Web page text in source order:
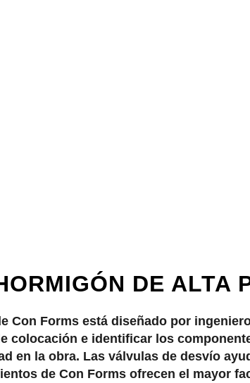
DE ALTA
Con Forms está diseñado por
colocación e identificar los
en la obra. Las válvulas de desvío
de Con Forms ofrecen el mayor